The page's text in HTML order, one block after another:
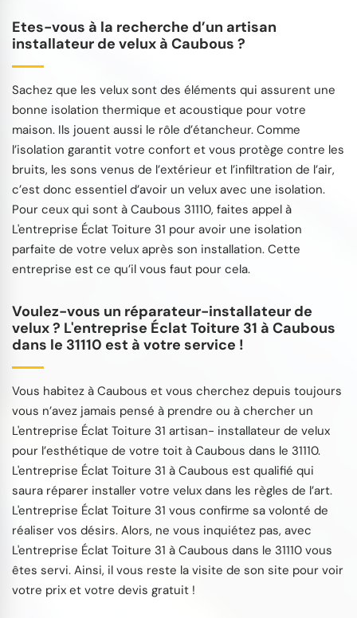
Etes-vous à la recherche d’un artisan
installateur de velux à Caubous ?
Sachez que les velux sont des éléments qui assurent une
bonne isolation thermique et acoustique pour votre
maison. Ils jouent aussi le rôle d’étancheur. Comme
l’isolation garantit votre confort et vous protège contre les
bruits, les sons venus de l’extérieur et l’infiltration de l’air,
c’est donc essentiel d’avoir un velux avec une isolation.
Pour ceux qui sont à Caubous 31110, faites appel à
L'entreprise Éclat Toiture 31 pour avoir une isolation
parfaite de votre velux après son installation. Cette
entreprise est ce qu’il vous faut pour cela.
Voulez-vous un réparateur-installateur de
velux ? L'entreprise Éclat Toiture 31 à Caubous
dans le 31110 est à votre service !
Vous habitez à Caubous et vous cherchez depuis toujours
vous n’avez jamais pensé à prendre ou à chercher un
L'entreprise Éclat Toiture 31 artisan- installateur de velux
pour l’esthétique de votre toit à Caubous dans le 31110.
L'entreprise Éclat Toiture 31 à Caubous est qualifié qui
saura réparer installer votre velux dans les règles de l’art.
L'entreprise Éclat Toiture 31 vous confirme sa volonté de
réaliser vos désirs. Alors, ne vous inquiétez pas, avec
L'entreprise Éclat Toiture 31 à Caubous dans le 31110 vous
êtes servi. Ainsi, il vous reste la visite de son site pour voir
votre prix et votre devis gratuit !